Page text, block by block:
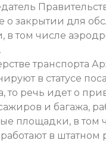
о закрытии для
том числе
транспорта
в статусе
то речь идет о
и багажа,
площадки, в
в